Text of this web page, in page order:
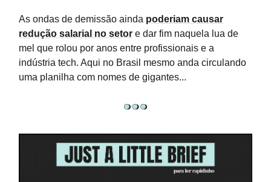
As ondas de demissão ainda poderiam causar
redução salarial no setor e dar fim naquela lua de
mel que rolou por anos entre profissionais e a
indústria tech. Aqui no Brasil mesmo anda circulando
uma planilha com nomes de gigantes...